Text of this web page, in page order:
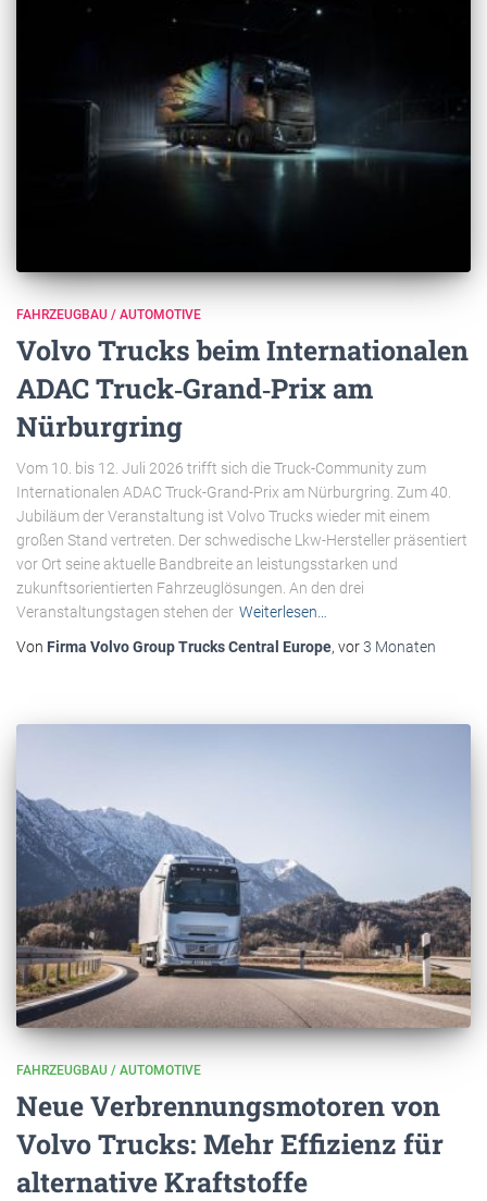
FAHRZEUGBAU / AUTOMOTIVE
Volvo Trucks beim Internationalen
ADAC Truck‑Grand‑Prix am
Nürburgring
Vom 10. bis 12. Juli 2026 trifft sich die Truck-Community zum
Internationalen ADAC Truck-Grand-Prix am Nürburgring. Zum 40.
Jubiläum der Veranstaltung ist Volvo Trucks wieder mit einem
großen Stand vertreten. Der schwedische Lkw-Hersteller präsentiert
vor Ort seine aktuelle Bandbreite an leistungsstarken und
zukunftsorientierten Fahrzeuglösungen. An den drei
Veranstaltungstagen stehen der Weiterlesen…
Von Firma Volvo Group Trucks Central Europe, vor3 Monaten
FAHRZEUGBAU / AUTOMOTIVE
Neue Verbrennungsmotoren von
Volvo Trucks: Mehr Effizienz für
alternative Kraftstoffe